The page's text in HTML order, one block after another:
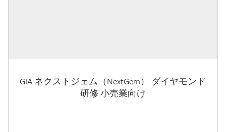
GIA ネクストジェム（NextGem） ダイヤモンド
研修 小売業向け